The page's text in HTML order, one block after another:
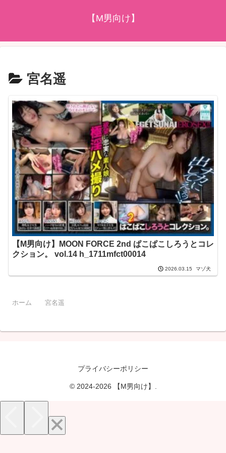
【M男向け】
宮名遥
【M男向け】MOON FORCE 2nd ぱこぱこしろうとコレ
クション。 vol.14 h_1711mfct00014
2026.03.15 マゾ犬
ホーム 宮名遥
プライバシーポリシー
© 2024-2026 【M男向け】.